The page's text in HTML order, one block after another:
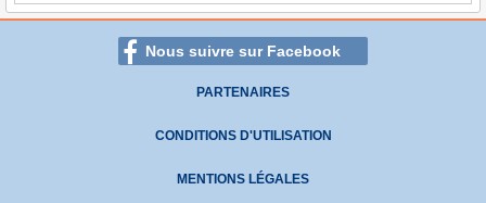
Nous suivre sur Facebook
PARTENAIRES
CONDITIONS D'UTILISATION
MENTIONS LÉGALES